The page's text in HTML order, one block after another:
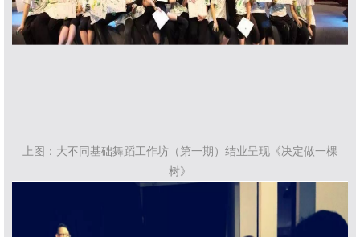
上图：大不同基础舞蹈工作坊（第一期）结业呈现《决定做一棵
树》